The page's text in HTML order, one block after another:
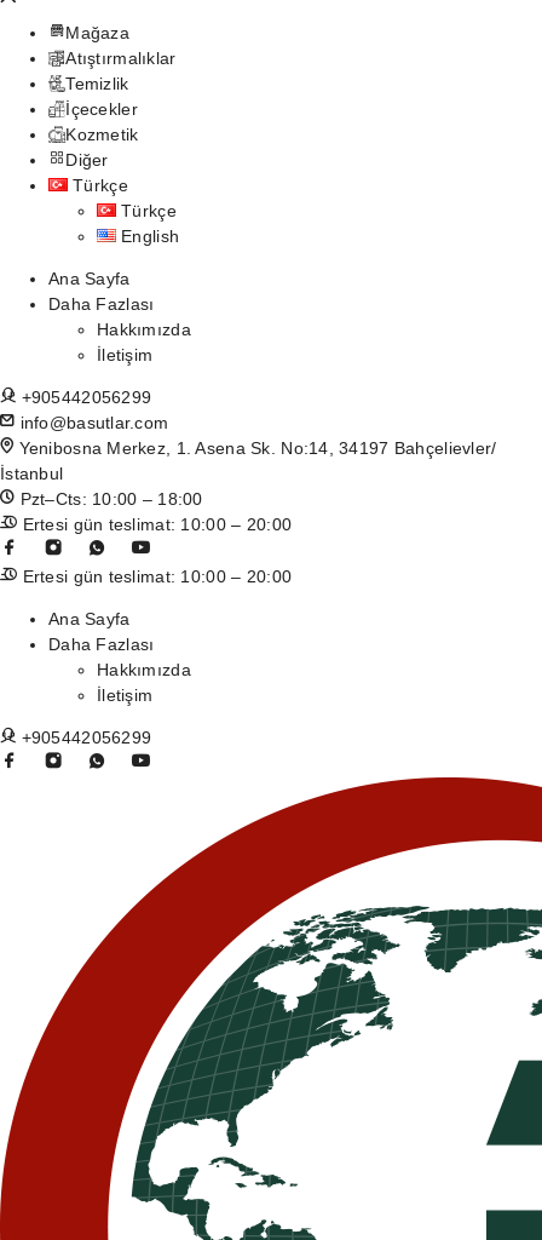
Mağaza
Atıştırmalıklar
Temizlik
İçecekler
Kozmetik
Diğer
Türkçe
Türkçe
English
Ana Sayfa
Daha Fazlası
Hakkımızda
İletişim
+905442056299
info@basutlar.com
Yenibosna Merkez, 1. Asena Sk. No:14, 34197 Bahçelievler/
İstanbul
Pzt–Cts: 10:00 – 18:00
Ertesi gün teslimat: 10:00 – 20:00
Ertesi gün teslimat: 10:00 – 20:00
Ana Sayfa
Daha Fazlası
Hakkımızda
İletişim
+905442056299